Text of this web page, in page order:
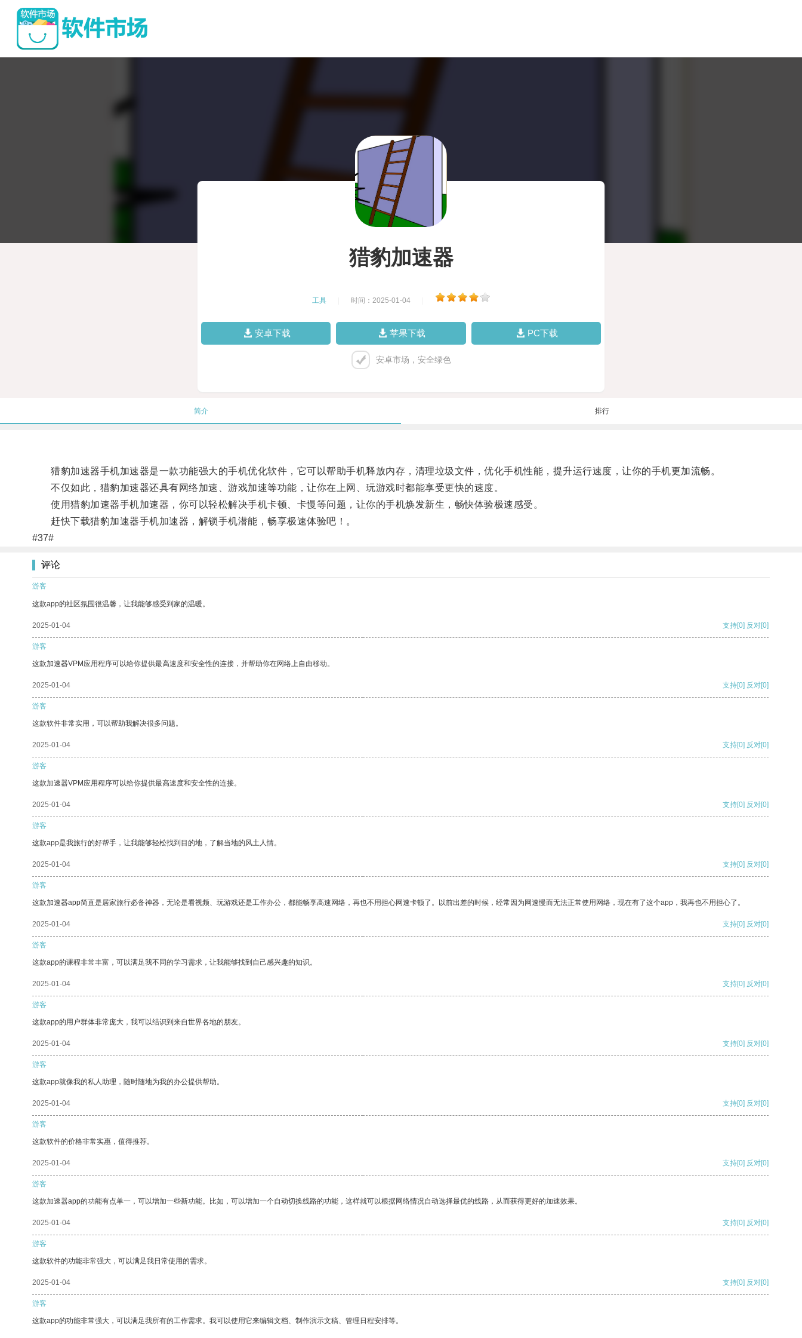
猎豹加速器
工具 时间：2025-01-04
安卓下载 苹果下载 PC下载
安卓市场，安全绿色
简介 排行
猎豹加速器手机加速器是一款功能强大的手机优化软件，它可以帮助手机释放内存，清理垃圾文件，优化手机性能，提升运行速度，让你的手机更加流畅。
不仅如此，猎豹加速器还具有网络加速、游戏加速等功能，让你在上网、玩游戏时都能享受更快的速度。
使用猎豹加速器手机加速器，你可以轻松解决手机卡顿、卡慢等问题，让你的手机焕发新生，畅快体验极速感受。
赶快下载猎豹加速器手机加速器，解锁手机潜能，畅享极速体验吧！。
#37#
评论
游客
这款app的社区氛围很温馨，让我能够感受到家的温暖。
2025-01-04 支持[0] 反对[0]
游客
这款加速器VPM应用程序可以给你提供最高速度和安全性的连接，并帮助你在网络上自由移动。
2025-01-04 支持[0] 反对[0]
游客
这款软件非常实用，可以帮助我解决很多问题。
2025-01-04 支持[0] 反对[0]
游客
这款加速器VPM应用程序可以给你提供最高速度和安全性的连接。
2025-01-04 支持[0] 反对[0]
游客
这款app是我旅行的好帮手，让我能够轻松找到目的地，了解当地的风土人情。
2025-01-04 支持[0] 反对[0]
游客
这款加速器app简直是居家旅行必备神器，无论是看视频、玩游戏还是工作办公，都能畅享高速网络，再也不用担心网速卡顿了。以前出差的时候，经常因为网速慢而无法正常使用网络，现在有了这个app，我再也不用担心了。
2025-01-04 支持[0] 反对[0]
游客
这款app的课程非常丰富，可以满足我不同的学习需求，让我能够找到自己感兴趣的知识。
2025-01-04 支持[0] 反对[0]
游客
这款app的用户群体非常庞大，我可以结识到来自世界各地的朋友。
2025-01-04 支持[0] 反对[0]
游客
这款app就像我的私人助理，随时随地为我的办公提供帮助。
2025-01-04 支持[0] 反对[0]
游客
这款软件的价格非常实惠，值得推荐。
2025-01-04 支持[0] 反对[0]
游客
这款加速器app的功能有点单一，可以增加一些新功能。比如，可以增加一个自动切换线路的功能，这样就可以根据网络情况自动选择最优的线路，从而获得更好的加速效果。
2025-01-04 支持[0] 反对[0]
游客
这款软件的功能非常强大，可以满足我日常使用的需求。
2025-01-04 支持[0] 反对[0]
游客
这款app的功能非常强大，可以满足我所有的工作需求。我可以使用它来编辑文档、制作演示文稿、管理日程安排等。